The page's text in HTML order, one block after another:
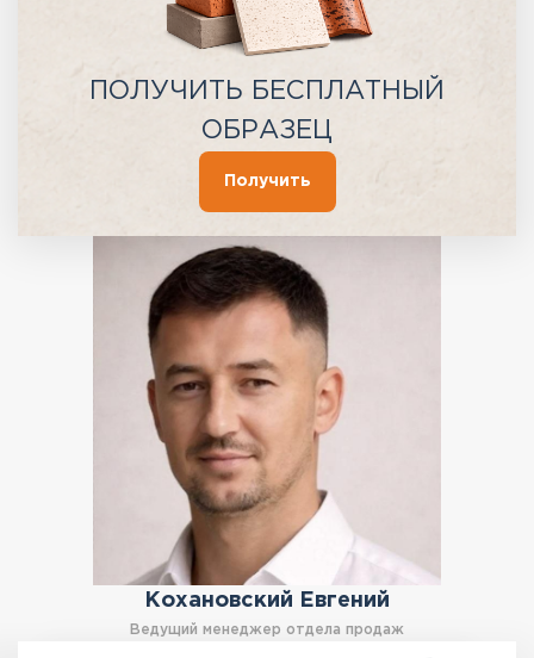
ПОЛУЧИТЬ БЕСПЛАТНЫЙ
ОБРАЗЕЦ
Получить
Кохановский Евгений
Ведущий менеджер отдела продаж